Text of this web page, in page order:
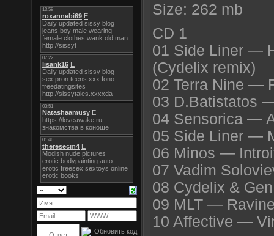
Size: 262 mb
CD 1
01 Side Liner —
(Cydelix remix)
02 Terra Nine —
03 D.Batistatos
04 Sensorica —
05 Side Liner —
06 Minos —
07 Vadim
08 Cydelix &
09 MLT —
10 Affective —